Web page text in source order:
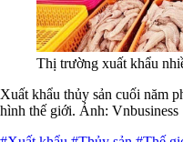
Thị trường xuất khẩu
Xuất khẩu thủy sản cuối năm
hình thế giới. Ảnh: Vnbusiness